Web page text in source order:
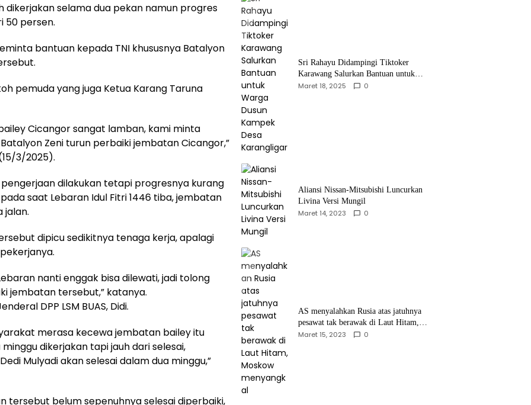
selama dua pekan namun progres
50 persen.
bantuan kepada TNI khususnya Batalyon
pemuda yang juga Ketua Karang Taruna
Cicangor sangat lamban, kami minta
Zeni turun perbaiki jembatan Cicangor,”
3/2025).
dilakukan tetapi progresnya kurang
saat Lebaran Idul Fitri 1446 tiba, jembatan
jalan.
dipicu sedikitnya tenaga kerja, apalagi
nanti enggak bisa dilewati, jadi tolong
jembatan tersebut,” katanya.
DPP LSM BUAS, Didi.
merasa kecewa jembatan bailey itu
dikerjakan tapi jauh dari selesai,
Mulyadi akan selesai dalam dua minggu,”
tersebut belum sepenuhnya selesai diperbaiki,
Sri Rahayu Didampingi Tiktoker
Karawang Salurkan Bantuan untuk
Warga Dusun Kampek Desa Karangligar
Maret 18, 2025 0
Aliansi Nissan-Mitsubishi Luncurkan
Livina Versi Mungil
Maret 14, 2023 0
AS menyalahkan Rusia atas jatuhnya
pesawat tak berawak di Laut Hitam,
Moskow menyangkal
Maret 15, 2023 0